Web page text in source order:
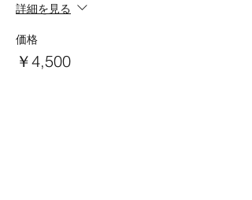
詳細を見る
価格
￥4,500